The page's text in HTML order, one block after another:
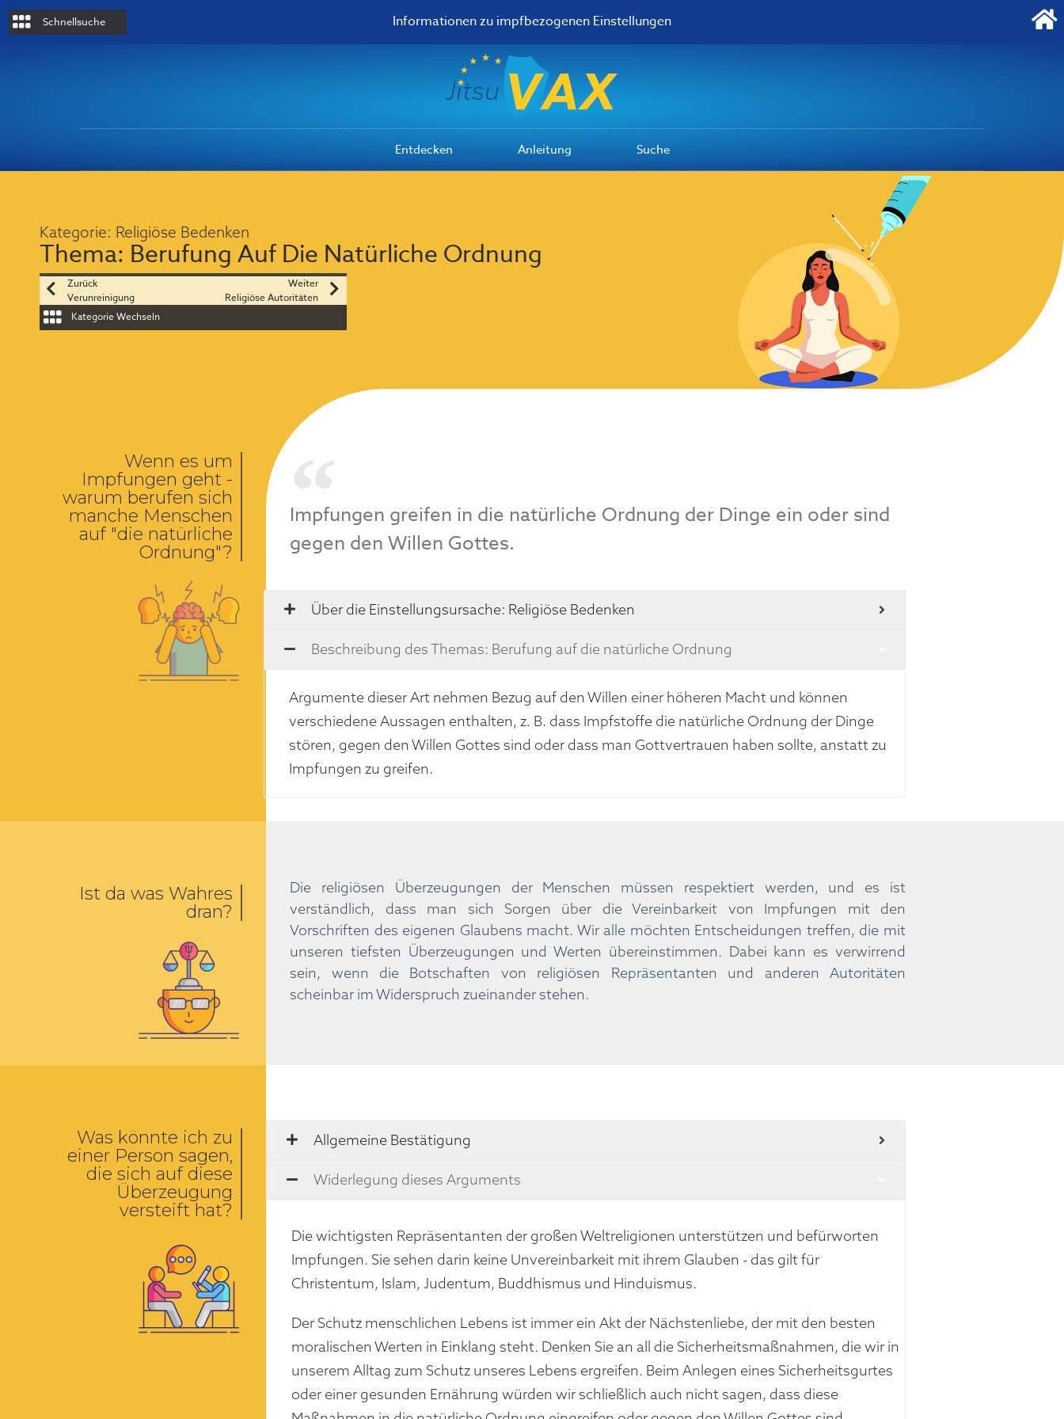
Schnellsuche Informationen zu impfbezogenen Einstellungen
Entdecken Anleitung Suche
Kategorie: Religiöse Bedenken
Thema: Berufung Auf Die Natürliche Ordnung
Zurück
Verunreinigung
Weiter
Religiöse Autoritäten
Kategorie Wechseln
Wenn es um
Impfungen geht -
warum berufen sich
manche Menschen
auf "die natürliche
Ordnung"?
Impfungen greifen in die natürliche Ordnung der Dinge ein oder sind
gegen den Willen Gottes.
Über die Einstellungsursache: Religiöse Bedenken
Beschreibung des Themas: Berufung auf die natürliche Ordnung
Argumente dieser Art nehmen Bezug auf den Willen einer höheren Macht und können
verschiedene Aussagen enthalten, z. B. dass Impfstoffe die natürliche Ordnung der Dinge
stören, gegen den Willen Gottes sind oder dass man Gottvertrauen haben sollte, anstatt zu
Impfungen zu greifen.
Ist da was Wahres
dran?
Die religiösen Überzeugungen der Menschen müssen respektiert werden, und es ist
verständlich, dass man sich Sorgen über die Vereinbarkeit von Impfungen mit den
Vorschriften des eigenen Glaubens macht. Wir alle möchten Entscheidungen treffen, die mit
unseren tiefsten Überzeugungen und Werten übereinstimmen. Dabei kann es verwirrend
sein, wenn die Botschaften von religiösen Repräsentanten und anderen Autoritäten
scheinbar im Widerspruch zueinander stehen.
Was könnte ich zu
einer Person sagen,
die sich auf diese
Überzeugung
versteift hat?
Allgemeine Bestätigung
Widerlegung dieses Arguments
Die wichtigsten Repräsentanten der großen Weltreligionen unterstützen und befürworten
Impfungen. Sie sehen darin keine Unvereinbarkeit mit ihrem Glauben - das gilt für
Christentum, Islam, Judentum, Buddhismus und Hinduismus.
Der Schutz menschlichen Lebens ist immer ein Akt der Nächstenliebe, der mit den besten
moralischen Werten in Einklang steht. Denken Sie an all die Sicherheitsmaßnahmen, die wir in
unserem Alltag zum Schutz unseres Lebens ergreifen. Beim Anlegen eines Sicherheitsgurtes
oder einer gesunden Ernährung würden wir schließlich auch nicht sagen, dass diese